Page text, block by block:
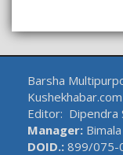
Barsha
Kushekhabar.com
Editor: Dipendra
Manager:
DOID.: 899/075-